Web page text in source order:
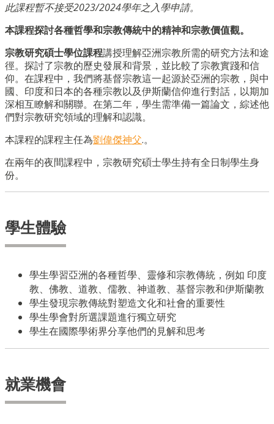
此課程暫不接受2023/2024學年之入學申請。
本課程探討各種哲學和宗教傳統中的精神和宗教價值觀。
宗教研究碩士學位課程講授理解亞洲宗教所需的研究方法和途
徑。探討了宗教的歷史發展和背景，並比較了宗教實踐和信
仰。在課程中，我們將基督宗教這一起源於亞洲的宗教，與中
國、印度和日本的各種宗教以及伊斯蘭信仰進行對話，以期加
深相互瞭解和關聯。在第二年，學生需準備一篇論文，綜述他
們對宗教研究領域的理解和認識。
本課程的課程主任為劉偉傑神父.。
在兩年的夜間課程中，宗教研究碩士學生持有全日制學生身
份。
學生體驗
學生學習亞洲的各種哲學、靈修和宗教傳統，例如 印度
教、佛教、道教、儒教、神道教、基督宗教和伊斯蘭教
學生發現宗教傳統對塑造文化和社會的重要性
學生學會對所選課題進行獨立研究
學生在國際學術界分享他們的見解和思考
就業機會